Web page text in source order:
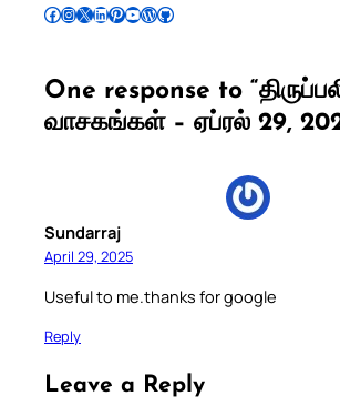
Follow Pradeep on Facebook Follow Pradeep on InstagramFollow Pradeep on X Follow Pradeep on LinkedIn Follow Pradeep on Pinterest Subscribe to Pradeep’s Youtube Channel Follow Pradeep on WordPress Follow Pradeep on GitHub
One response to
வாசகங்கள் – ஏப்ரல் 29,
Sundarraj
April 29, 2025
Useful to me.thanks for google
Reply
Leave a Reply